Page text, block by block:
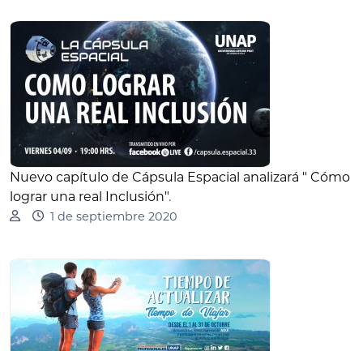
Nuevo capítulo de Cápsula Espacial analizará " Cómo
lograr una real Inclusión".
1 de septiembre 2020